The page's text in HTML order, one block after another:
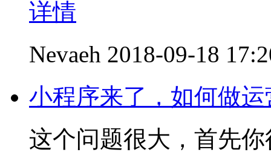
详情
Nevaeh 2018-09-18
小程序来了，如何做运
这个问题很大，首先